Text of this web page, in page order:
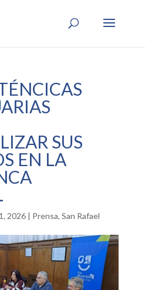
SUS
EN LA
2026| Prensa, San Rafael